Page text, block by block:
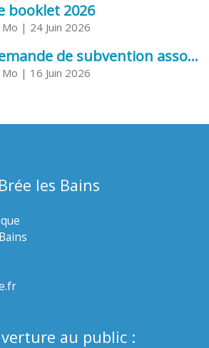
booklet 2026
| 24 Juin 2026
CERFA demande de subvention association
| 16 Juin 2026
les Bains
au public :